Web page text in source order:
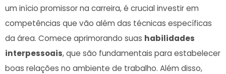
um início promissor na ⁢carreira,‌ é⁢ crucial investir ‌em
competências que vão além das técnicas específicas
da área. Comece aprimorando suas habilidades
interpessoais, ​que são‍ fundamentais para estabelecer
boas relações no‍ ambiente de trabalho. Além disso,